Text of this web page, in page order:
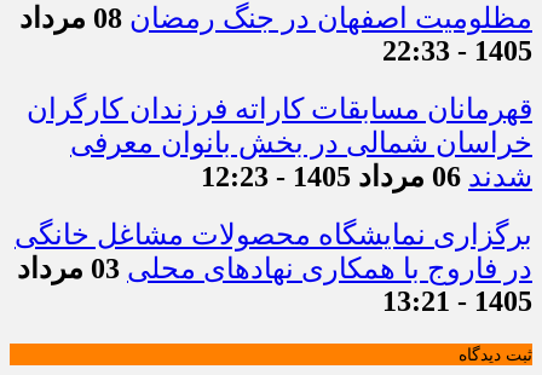
مظلومیت اصفهان در جنگ رمضان
08 مرداد
1405 - 22:33
قهرمانان مسابقات کاراته فرزندان کارگران
خراسان شمالی در بخش بانوان معرفی
شدند 06 مرداد 1405 - 12:23
برگزاری نمایشگاه محصولات مشاغل خانگی
در فاروج با همکاری نهادهای محلی
03 مرداد
1405 - 13:21
ثبت دیدگاه